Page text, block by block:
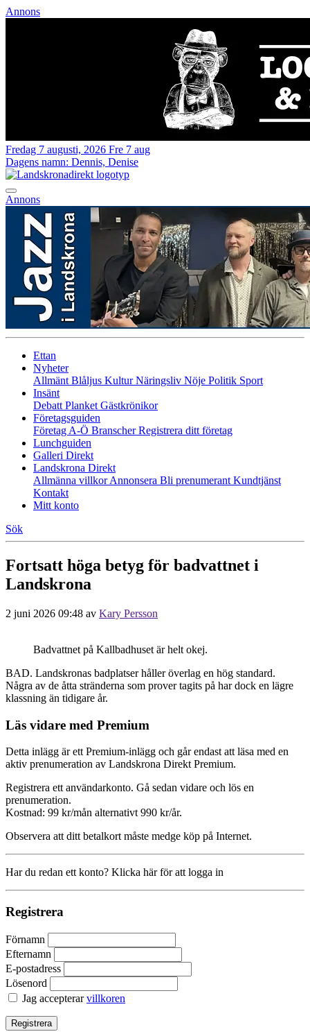
Annons
Fredag 7 augusti, 2026 Fre 7 aug
Dagens namn: Dennis, Denise
Annons
Ettan
Nyheter
Allmänt Blåljus KulturNäringsliv Nöje Politik Sport
Insänt
Debatt Planket Gästkrönikor
Företagsguiden
Företag A-Ö BranscherRegistrera ditt företag
Lunchguiden
Galleri Direkt
Landskrona Direkt
Allmänna villkorAnnonsera Bli prenumerant Kundtjänst
Kontakt
Mitt konto
Sök
Fortsatt höga betyg för badvattnet i
Landskrona
2 juni 2026 09:48 av Kary Persson
Badvattnet på Kallbadhuset är helt okej.
BAD. Landskronas badplatser håller överlag en hög standard.
Några av de åtta stränderna som prover tagits på har dock en lägre
klassning än tidigare år.
Läs vidare med Premium
Detta inlägg är ett Premium-inlägg och går endast att läsa med en
aktiv prenumeration av Landskrona Direkt Premium.
Registrera ett användarkonto. Gå sedan vidare och lös en
prenumeration.
Kostnad: 99 kr/mån alternativt 990 kr/år.
Observera att ditt betalkort måste medge köp på Internet.
Har du redan ett konto? Klicka här för att logga in
Registrera
Förnamn
Efternamn
E-postadress
Lösenord
Jag accepterarvillkoren